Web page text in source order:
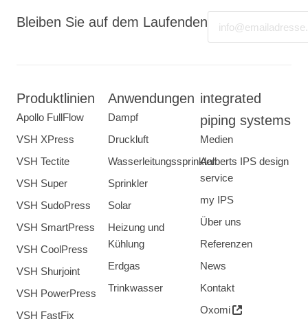
Bleiben Sie auf dem Laufenden
Produktlinien
Apollo FullFlow
VSH XPress
VSH Tectite
VSH Super
VSH SudoPress
VSH SmartPress
VSH CoolPress
VSH Shurjoint
VSH PowerPress
VSH FastFix
Anwendungen
Dampf
Druckluft
Wasserleitungssprinkler
Sprinkler
Solar
Heizung und
Kühlung
Erdgas
Trinkwasser
integrated
piping systems
Medien
Aalberts IPS design
service
my IPS
Über uns
Referenzen
News
Kontakt
Oxomi